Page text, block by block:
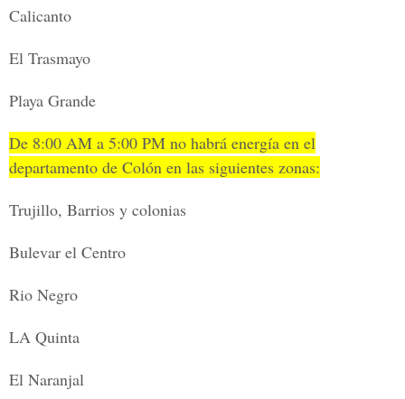
Calicanto
El Trasmayo
Playa Grande
De 8:00 AM a 5:00 PM no habrá energía en el
departamento de Colón en las siguientes zonas:
Trujillo, Barrios y colonias
Bulevar el Centro
Rio Negro
LA Quinta
El Naranjal